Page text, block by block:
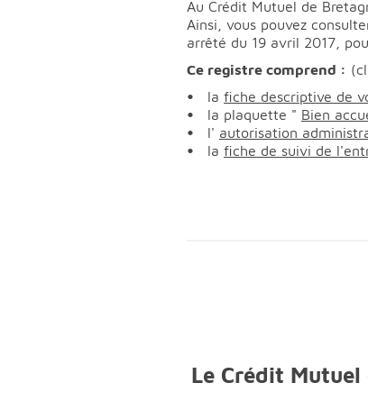
Au Crédit Mutuel de
Ainsi, vous pouvez
arrêté du 19 avril 2017,
Ce registre comprend :
la fiche descriptive de
la plaquette " Bien
l' autorisation
la fiche de suivi de
Le Crédit